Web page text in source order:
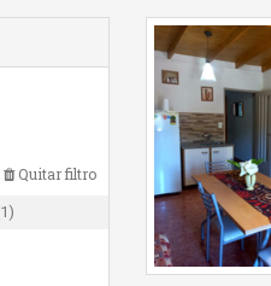
Quitar filtro